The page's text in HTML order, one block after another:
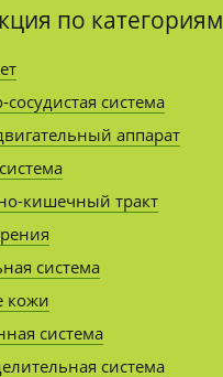
по категориям
система
аппарат
кишечный тракт
система
кожи
система
система